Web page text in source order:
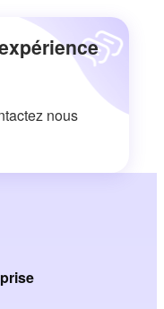
nous